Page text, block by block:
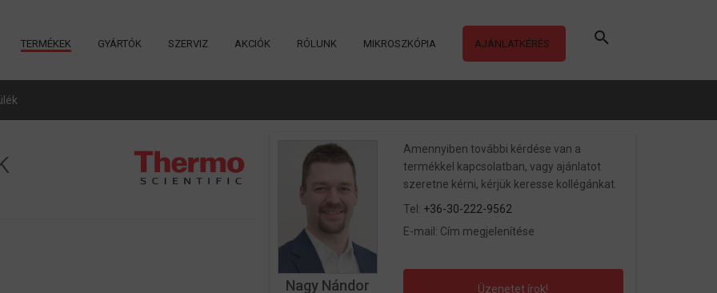
TERMÉKEK GYÁRTÓK SZERVIZ AKCIÓK RÓLUNK MIKROSZKÓPIA AJÁNLATKÉRÉS
Nagy Nándor
Amennyiben további kérdése van a
termékkel kapcsolatban, vagy ajánlatot
szeretne kérni, kérjük keresse kollégánkat.
Tel: +36-30-222-9562
E-mail: Cím megjelenítése
Üzenetet írok!